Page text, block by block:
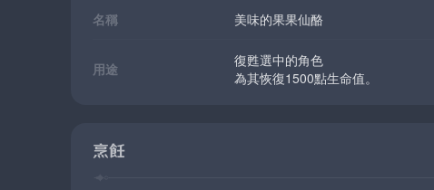
名稱 美味的果果仙酪
用途
復甦選中的角色
為其恢復1500點生命值。
烹飪